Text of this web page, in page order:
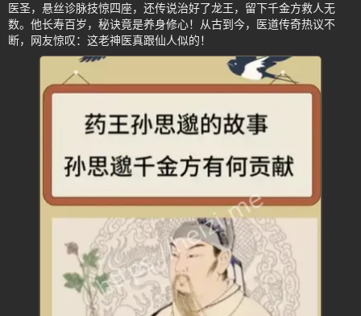
医圣，悬丝诊脉技惊四座，还传说治好了龙王，留下千金方救人无
数。他长寿百岁，秘诀竟是养身修心！从古到今，医道传奇热议不
断，网友惊叹：这老神医真跟仙人似的！